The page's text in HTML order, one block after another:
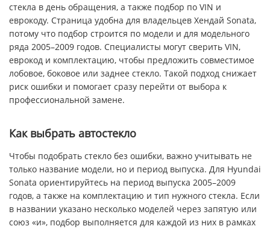
стекла в день обращения, а также подбор по VIN и
еврокоду. Страница удобна для владельцев Хендай Sonata,
потому что подбор строится по модели и для модельного
ряда 2005–2009 годов. Специалисты могут сверить VIN,
еврокод и комплектацию, чтобы предложить совместимое
лобовое, боковое или заднее стекло. Такой подход снижает
риск ошибки и помогает сразу перейти от выбора к
профессиональной замене.
Как выбрать автостекло
Чтобы подобрать стекло без ошибки, важно учитывать не
только название модели, но и период выпуска. Для Hyundai
Sonata ориентируйтесь на период выпуска 2005–2009
годов, а также на комплектацию и тип нужного стекла. Если
в названии указано несколько моделей через запятую или
союз «и», подбор выполняется для каждой из них в рамках